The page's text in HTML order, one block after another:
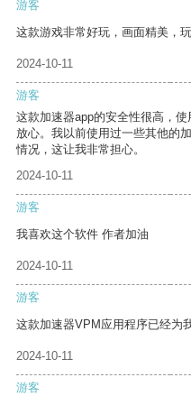
游客
这款游戏非常好玩，画面精美，玩
2024-10-11
游客
这款加速器app的安全性很高，
放心。我以前使用过一些其他的
情况，这让我非常担心。
2024-10-11
游客
我喜欢这个软件 作者加油
2024-10-11
游客
这款加速器VPM应用程序已经为
2024-10-11
游客